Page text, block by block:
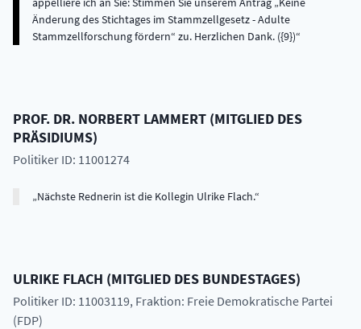
Änderung des Stichtages im Stammzellgesetz - Adulte
Stammzellforschung fördern“ zu. Herzlichen Dank. ({9})
PROF. DR. NORBERT LAMMERT (MITGLIED DES
PRÄSIDIUMS)
Politiker ID: 11001274
Nächste Rednerin ist die Kollegin Ulrike Flach.
ULRIKE FLACH (MITGLIED DES BUNDESTAGES)
Politiker ID: 11003119, Fraktion: Freie Demokratische Partei
(FDP)